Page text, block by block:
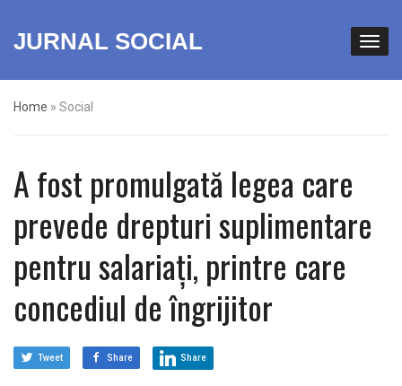
JURNAL SOCIAL
Home » Social
A fost promulgată legea care
prevede drepturi suplimentare
pentru salariați, printre care
concediul de îngrijitor
Tweet Share Share